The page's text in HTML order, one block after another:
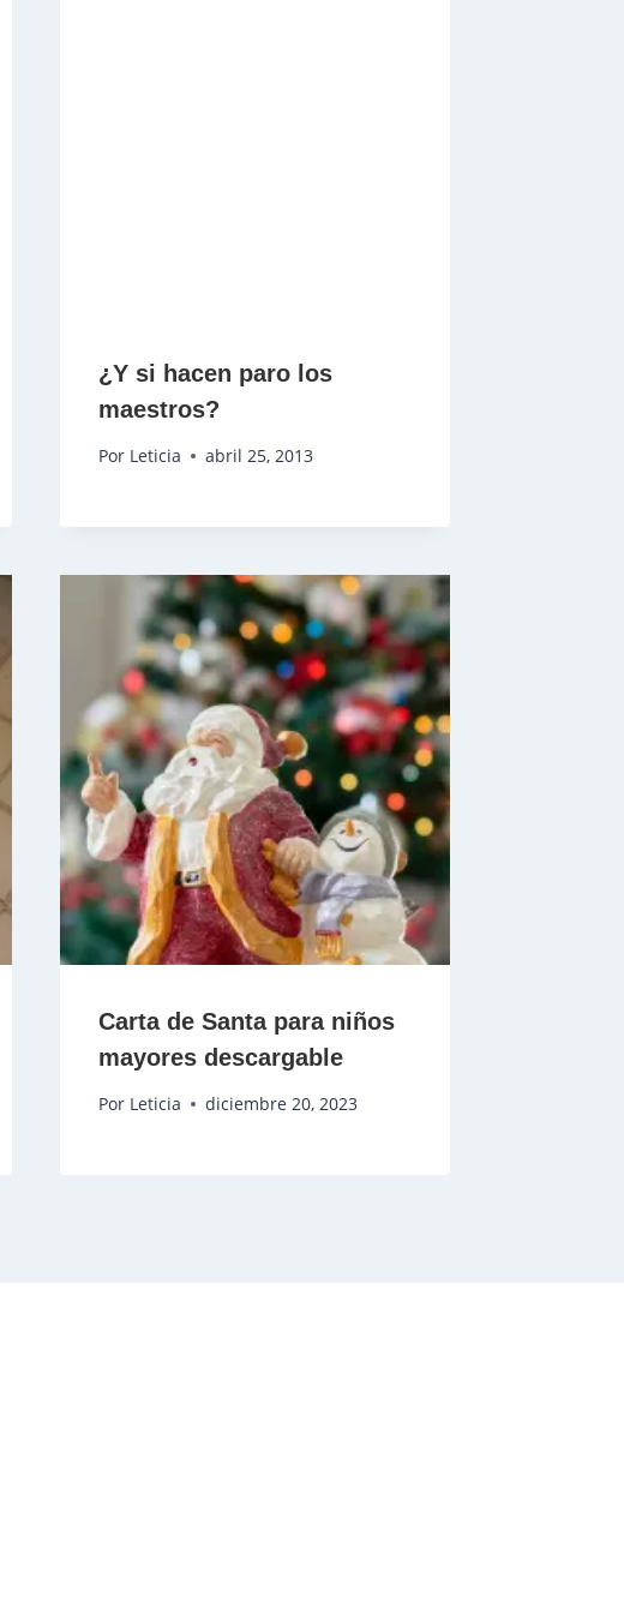
¿Y si hacen paro los
maestros?
Por Leticia abril 25, 2013
Carta de Santa para niños
mayores descargable
Por Leticia diciembre 20, 2023